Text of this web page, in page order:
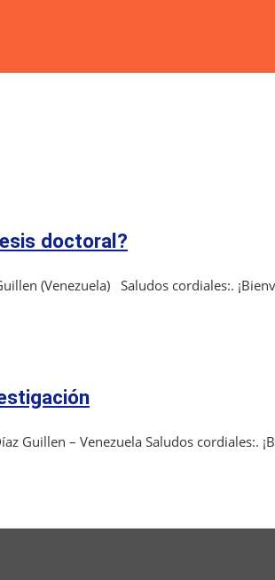
doctoral?
(Venezuela) Saludos cordiales:.
Guillen – Venezuela Saludos cordiales:.